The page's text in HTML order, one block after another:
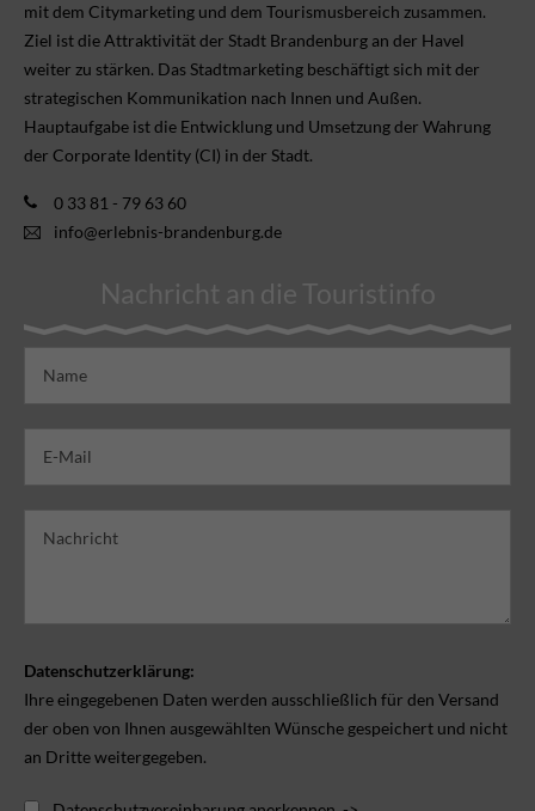
mit dem Citymarketing und dem Tourismusbereich zusammen.
Ziel ist die Attraktivität der Stadt Brandenburg an der Havel
weiter zu stärken. Das Stadtmarketing beschäftigt sich mit der
strategischen Kommunikation nach Innen und Außen.
Hauptaufgabe ist die Entwicklung und Umsetzung der Wahrung
der Corporate Identity (CI) in der Stadt.
0 33 81 - 79 63 60
info@erlebnis-brandenburg.de
Nachricht an die Touristinfo
Datenschutzerklärung:
Ihre eingegebenen Daten werden ausschließlich für den Versand
der oben von Ihnen ausgewählten Wünsche gespeichert und nicht
an Dritte weitergegeben.